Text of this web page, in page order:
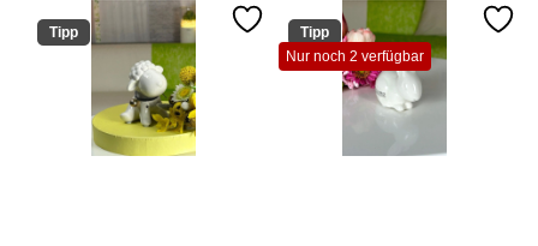
Tipp
Nur noch 2 verfügbar
Tipp